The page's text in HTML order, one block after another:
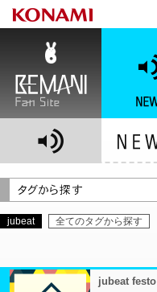
jubeat 全てのタグから探す
jubeat festo